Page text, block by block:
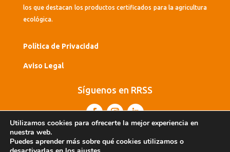
los que destacan los productos certificados para la agricultura
ecológica.
Política de Privacidad
Aviso Legal
Síguenos en RRSS
Utilizamos cookies para ofrecerte la mejor experiencia en
nuestra web.
Puedes aprender más sobre qué cookies utilizamos o